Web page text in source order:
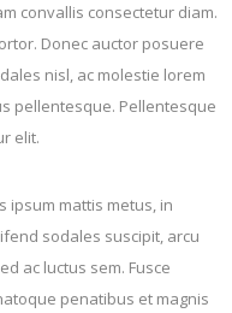
convallis consectetur diam.
Donec auctor posuere
nisl, ac molestie lorem
pellentesque. Pellentesque
elit.
ipsum mattis metus, in
sodales suscipit, arcu
ac luctus sem. Fusce
penatibus et magnis